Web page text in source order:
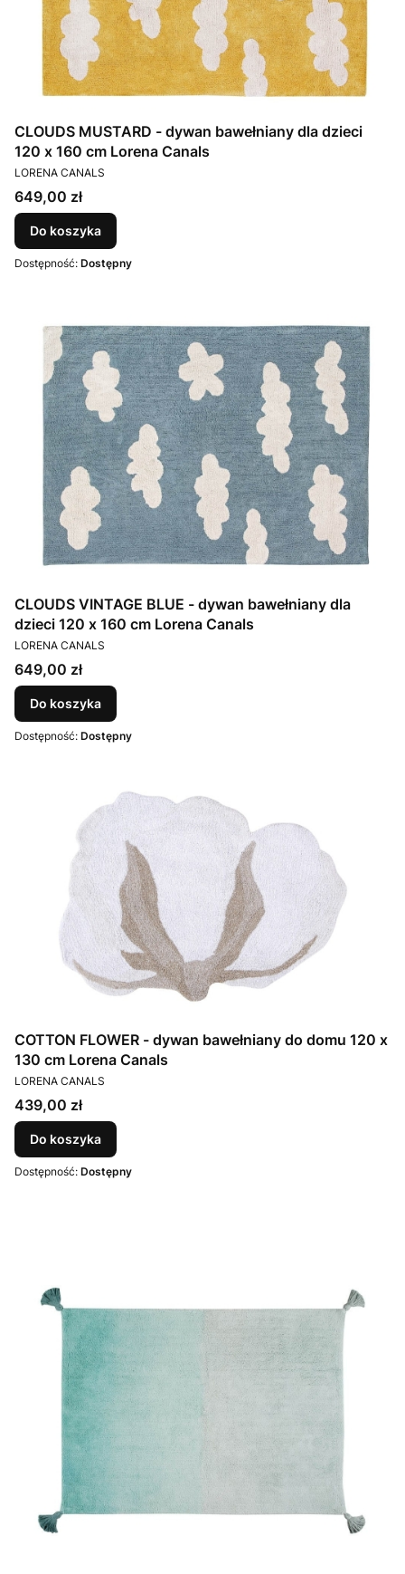
CLOUDS MUSTARD - dywan bawełniany dla dzieci
120 x 160 cm Lorena Canals
PRODUCENT
LORENA CANALS
Cena
649,00 zł
Do koszyka
Dostępność: Dostępny
CLOUDS VINTAGE BLUE - dywan bawełniany dla
dzieci 120 x 160 cm Lorena Canals
PRODUCENT
LORENA CANALS
Cena
649,00 zł
Do koszyka
Dostępność: Dostępny
COTTON FLOWER - dywan bawełniany do domu 120 x
130 cm Lorena Canals
PRODUCENT
LORENA CANALS
Cena
439,00 zł
Do koszyka
Dostępność: Dostępny